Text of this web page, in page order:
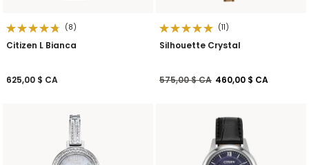
(8)
Citizen L Bianca
625,00 $ CA
(11)
Silhouette Crystal
Prix réduit de
575,00 $ CAà460,00 $ CA